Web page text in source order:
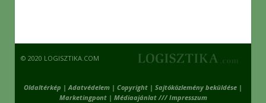
© 2020 LOGISZTIKA.COM
Oldaltérkép |Adatvédelem | Copyright | Sajtóközlemény beküldése |
Marketingpont| Médiaajánlat /// Impresszum